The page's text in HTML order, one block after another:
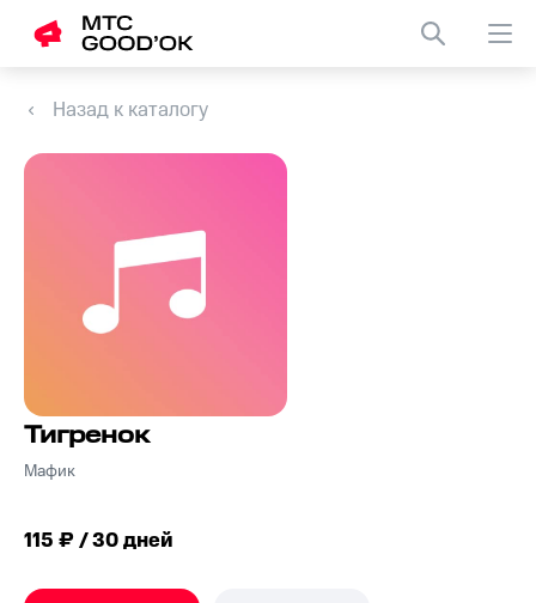
Назад к каталогу
Тигренок
Мафик
115 ₽ / 30 дней